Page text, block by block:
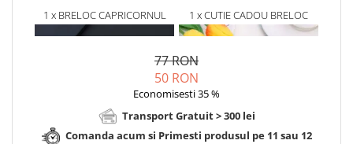
1 x BRELOC CAPRICORNUL
LOIAL
1 x CUTIE CADOU BRELOC
77 RON
50 RON
Economisesti 35 %
Transport Gratuit > 300 lei
Comanda acum si Primesti produsul pe 11 sau 12